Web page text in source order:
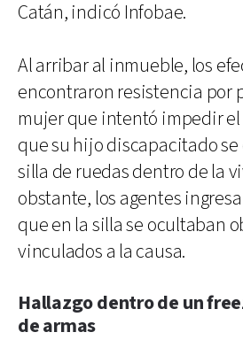
Catán, indicó Infobae.
Al arribar al inmueble, los
encontraron resistencia por
mujer que intentó impedir
que su hijo discapacitado
silla de ruedas dentro de la
obstante, los agentes
que en la silla se ocultaban
vinculados a la causa.
Hallazgo dentro de un
de armas